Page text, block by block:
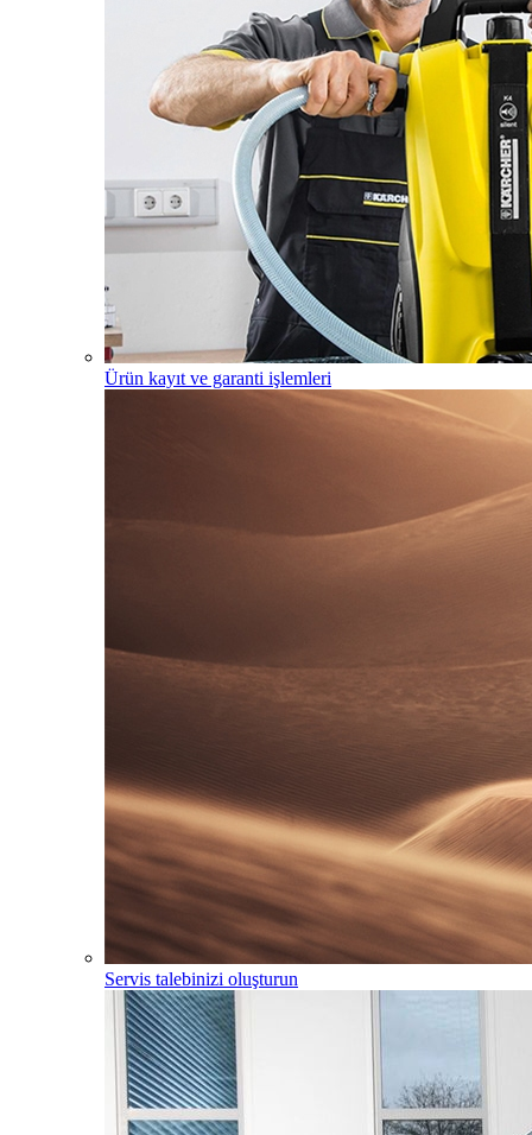
Ürün kayıt ve garanti işlemleri
Servis talebinizi oluşturun